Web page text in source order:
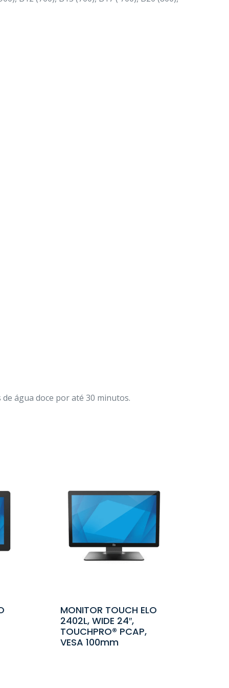
água doce por até 30 minutos.
MONITOR TOUCH ELO
2402L, WIDE 24″,
TOUCHPRO® PCAP,
VESA 100mm